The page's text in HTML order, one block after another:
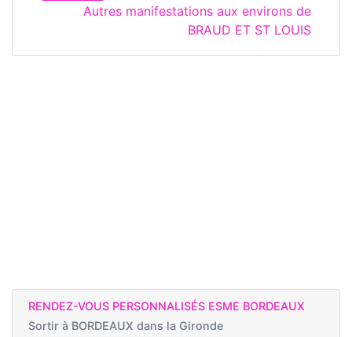
Autres manifestations aux environs de
BRAUD ET ST LOUIS
RENDEZ-VOUS PERSONNALISÉS ESME BORDEAUX
Sortir à BORDEAUX dans la Gironde